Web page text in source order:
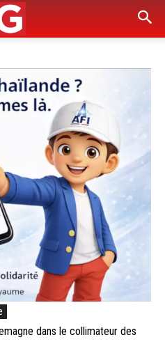
dans le collimateur des